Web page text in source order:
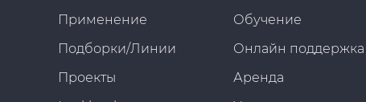
Применение
Подборки/Линии
Проекты
Обучение
Онлайн поддержка
Аренда